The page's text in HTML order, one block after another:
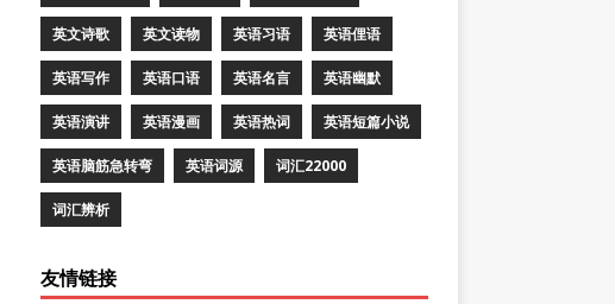
英文诗歌 英文读物 英语习语 英语俚语
英语写作 英语口语 英语名言 英语幽默
英语演讲 英语漫画 英语热词 英语短篇小说
英语脑筋急转弯 英语词源 词汇22000
词汇辨析
友情链接